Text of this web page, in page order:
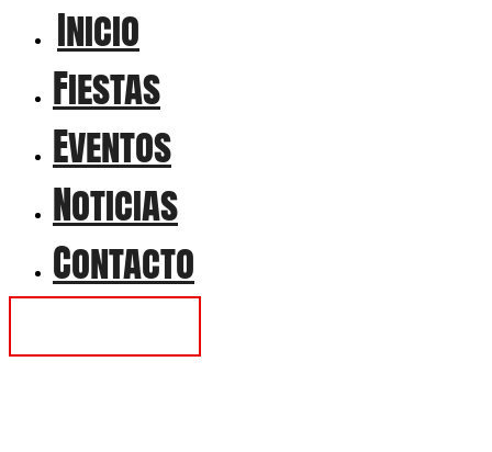
Inicio
Fiestas
Eventos
Noticias
Contacto